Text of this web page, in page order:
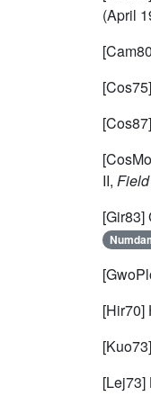
(April
[Cos75]
[Cos87]
II,
[Gir83]
[Hir70]
[Kuo73]
[Lej73]